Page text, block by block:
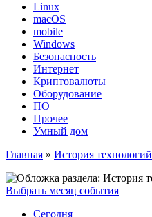
Linux
macOS
mobile
Windows
Безопасность
Интернет
Криптовалюты
Оборудование
ПО
Прочее
Умный дом
Главная » История технологий
Выбрать месяц события
Сегодня